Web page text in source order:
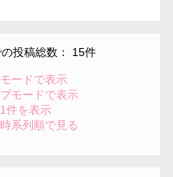
投稿総数： 15件
ードで表示
モードで表示
件を表示
系列順で見る